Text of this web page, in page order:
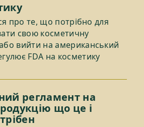
про те, що потрібно для
свою косметичну
вийти на американський
FDA на косметику
регламент на
що це і